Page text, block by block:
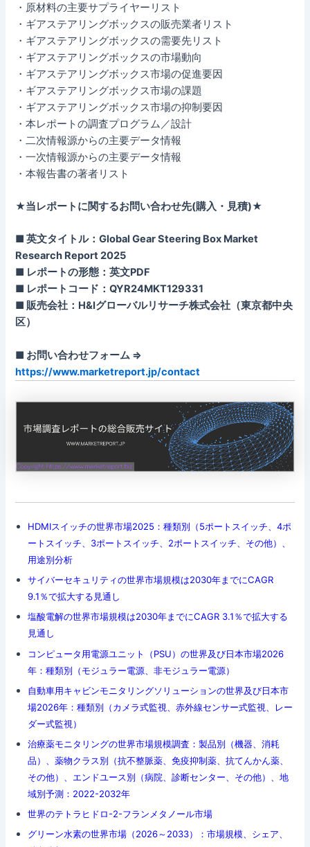
・原材料の主要サプライヤーリスト
・ギアステアリングボックスの販売業者リスト
・ギアステアリングボックスの需要先リスト
・ギアステアリングボックスの市場動向
・ギアステアリングボックス市場の促進要因
・ギアステアリングボックス市場の課題
・ギアステアリングボックス市場の抑制要因
・本レポートの調査プログラム／設計
・二次情報源からの主要データ情報
・一次情報源からの主要データ情報
・本報告書の著者リスト
★当レポートに関するお問い合わせ先(購入・見積)★
■ 英文タイトル：Global Gear Steering Box Market
Research Report 2025
■ レポートの形態：英文PDF
■ レポートコード：QYR24MKT129331
■ 販売会社：H&Iグローバルリサーチ株式会社（東京都中央
区）
■ お問い合わせフォーム ⇒
https://www.marketreport.jp/contact
HDMIスイッチの世界市場2025：種類別（5ポートスイッチ、4ポ
ートスイッチ、3ポートスイッチ、2ポートスイッチ、その他）、
用途別分析
サイバーセキュリティの世界市場規模は2030年までにCAGR
9.1％で拡大する見通し
塩酸電解の世界市場規模は2030年までにCAGR 3.1％で拡大する
見通し
コンピュータ用電源ユニット（PSU）の世界及び日本市場2026
年：種類別（モジュラー電源、非モジュラー電源）
自動車用キャビンモニタリングソリューションの世界及び日本市
場2026年：種類別（カメラ式監視、赤外線センサー式監視、レー
ダー式監視）
治療薬モニタリングの世界市場規模調査：製品別（機器、消耗
品）、薬物クラス別（抗不整脈薬、免疫抑制薬、抗てんかん薬、
その他）、エンドユース別（病院、診断センター、その他）、地
域別予測：2022-2032年
世界のテトラヒドロ-2-フランメタノール市場
グリーン水素の世界市場（2026～2033）：市場規模、シェア、